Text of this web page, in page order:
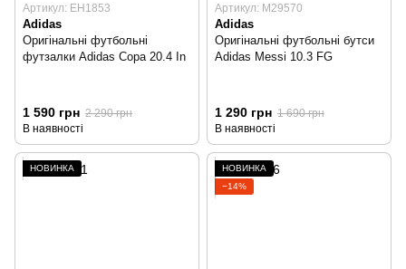
Артикул: EH1853
Adidas
Оригінальні футбольні
футзалки Adidas Copa 20.4 In
1 590 грн 2 290 грн
В наявності
Артикул: M29570
Adidas
Оригінальні футбольні бутси
Adidas Messi 10.3 FG
1 290 грн 1 690 грн
В наявності
НОВИНКА
НОВИНКА
−14%